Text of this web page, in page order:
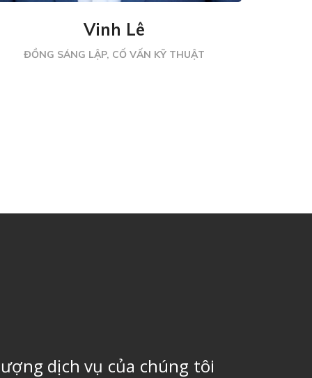
Vinh Lê
ĐỒNG SÁNG LẬP, CỐ VẤN KỸ THUẬT
dịch vụ của chúng tôi